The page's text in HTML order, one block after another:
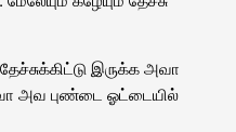
இருக்க அவா
அவ புண்டை ஓட்டையில்